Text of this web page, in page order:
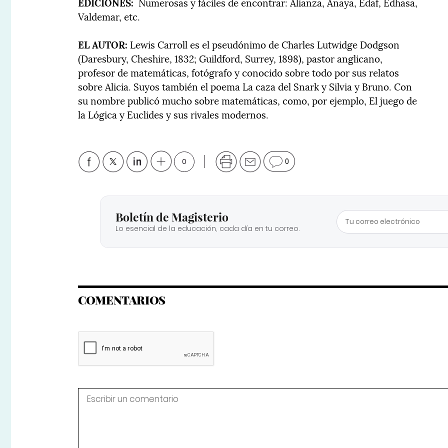
Valdemar, etc.
EL AUTOR: Lewis Carroll es el pseudónimo de Charles Lutwidge Dodgson
(Daresbury, Cheshire, 1832; Guildford, Surrey, 1898), pastor anglicano,
profesor de matemáticas, fotógrafo y conocido sobre todo por sus relatos
sobre Alicia. Suyos también el poema La caza del Snark y Silvia y Bruno. Con
su nombre publicó mucho sobre matemáticas, como, por ejemplo, El juego de
la Lógica y Euclides y sus rivales modernos.
0 0
Boletín de Magisterio
Lo esencial de la educación, cada día en tu correo.
COMENTARIOS